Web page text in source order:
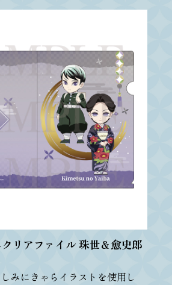
リアファイル 珠世＆愈史郎
みにきゃらイラストを使用し